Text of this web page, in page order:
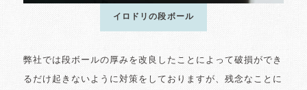
イロドリの段ボール
弊社では段ボールの厚みを改良したことによって破損ができ
るだけ起きないように対策をしておりますが、残念なことに